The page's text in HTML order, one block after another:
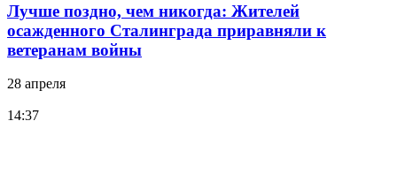
Лучше поздно, чем никогда: Жителей
осажденного Сталинграда приравняли к
ветеранам войны
28 апреля
14:37